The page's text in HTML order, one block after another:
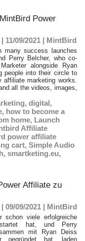
Power
11/09/2021 | MintBird
many success launches
Perry Belcher, who co-
alongside Ryan
people into their circle to
affiliate marketing works.
all the videos, images,
, digital,
, how to become a
home, Launch
Affiliate
power affiliate
cart, Simple Audio
, smartketing.eu,
Affiliate zu
09/09/2021 | MintBird
schon viele erfolgreiche
hat, und Perry
mit Ryan Deiss
gegründet hat, laden